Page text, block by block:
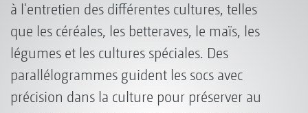
à l'entretien des différentes cultures, telles
que les céréales, les betteraves, le maïs, les
légumes et les cultures spéciales. Des
parallélogrammes guident les socs avec
précision dans la culture pour préserver au